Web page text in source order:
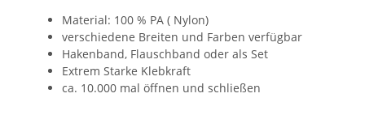
Material: 100 % PA ( Nylon)
verschiedene Breiten und Farben verfügbar
Hakenband, Flauschband oder als Set
Extrem Starke Klebkraft
ca. 10.000 mal öffnen und schließen